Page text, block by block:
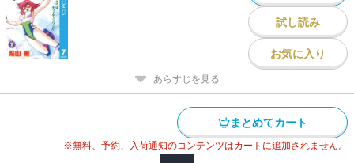
試し読み
お気に入り
あらすじを見る
まとめてカート
※無料、予約、入荷通知のコンテンツはカートに追加されません。